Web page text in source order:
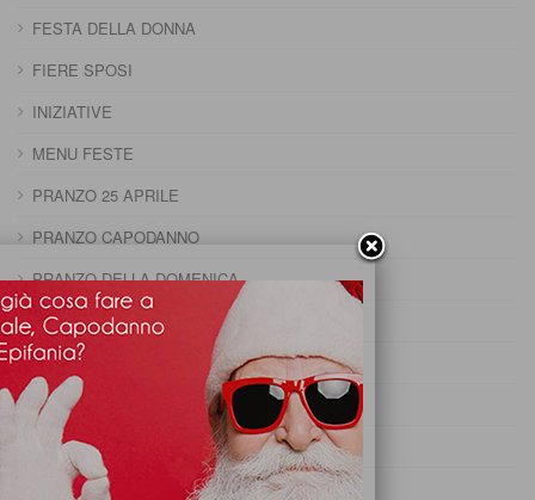
FESTA DELLA DONNA
FIERE SPOSI
INIZIATIVE
MENU FESTE
PRANZO 25 APRILE
PRANZO CAPODANNO
PRANZO DELLA DOMENICA
PRANZO DELLA PENTOLACCIA
PRANZO DI CARNEVALE
PRANZO DI FERRAGOSTO
PRANZO DI OGNISSANTI
PRANZO DI PASQUA